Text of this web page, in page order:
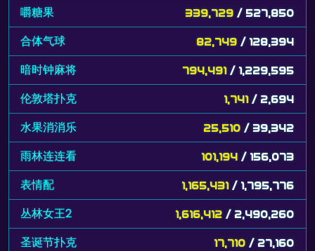
嚼糖果 339,729 / 527,850
合体气球 82,749 / 128,394
暗时钟麻将 794,491 / 1,229,595
伦敦塔扑克 1,741 / 2,694
水果消消乐 25,510 / 39,342
雨林连连看 101,194 / 156,073
表情配 1,165,431 / 1,795,776
丛林女王2 1,616,412 / 2,490,260
圣诞节扑克 17,710 / 27,160